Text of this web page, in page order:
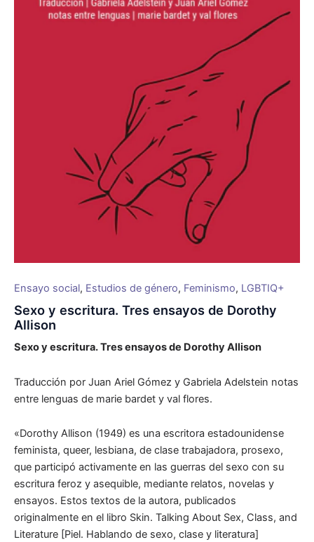
Ensayo social, Estudios de género, Feminismo, LGBTIQ+
Sexo y escritura. Tres ensayos de Dorothy
Allison
Sexo y escritura. Tres ensayos de Dorothy Allison
Traducción por Juan Ariel Gómez y Gabriela Adelstein notas
entre lenguas de marie bardet y val flores.
«Dorothy Allison (1949) es una escritora estadounidense
feminista, queer, lesbiana, de clase trabajadora, prosexo,
que participó activamente en las guerras del sexo con su
escritura feroz y asequible, mediante relatos, novelas y
ensayos. Estos textos de la autora, publicados
originalmente en el libro Skin. Talking About Sex, Class, and
Literature [Piel. Hablando de sexo, clase y literatura]